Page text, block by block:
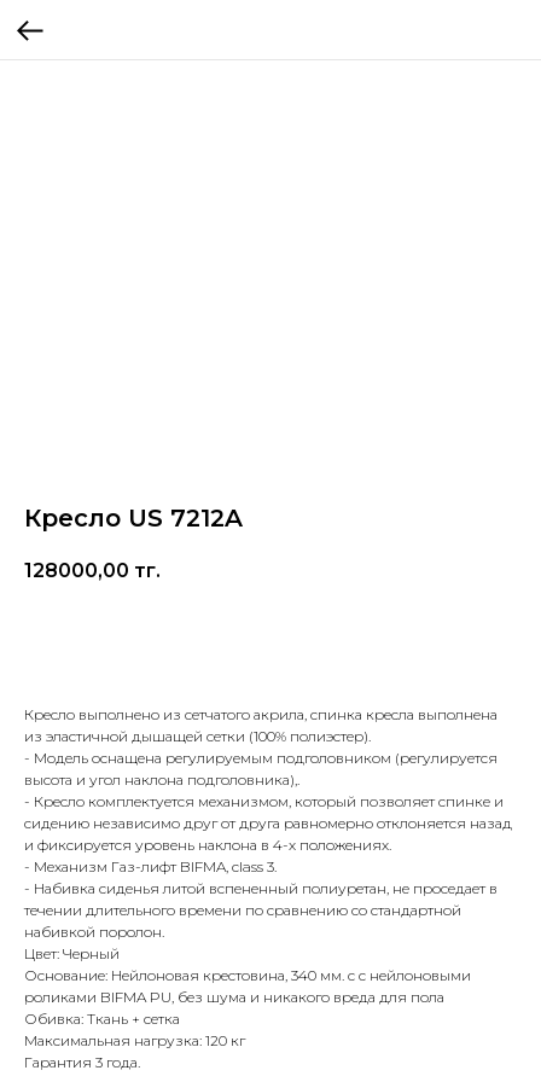
Кресло US 7212A
128000,00 тг.
Кресло выполнено из сетчатого акрила, спинка кресла выполнена
из эластичной дышащей сетки (100% полиэстер).
- Модель оснащена регулируемым подголовником (регулируется
высота и угол наклона подголовника),.
- Кресло комплектуется механизмом, который позволяет спинке и
сидению независимо друг от друга равномерно отклоняется назад
и фиксируется уровень наклона в 4-х положениях.
- Механизм Газ-лифт BIFMA, class 3.
- Набивка сиденья литой вспененный полиуретан, не проседает в
течении длительного времени по сравнению со стандартной
набивкой поролон.
Цвет: Черный
Основание: Нейлоновая крестовина, 340 мм. с с нейлоновыми
роликами BIFMA PU, без шума и никакого вреда для пола
Обивка: Ткань + сетка
Максимальная нагрузка: 120 кг
Гарантия 3 года.